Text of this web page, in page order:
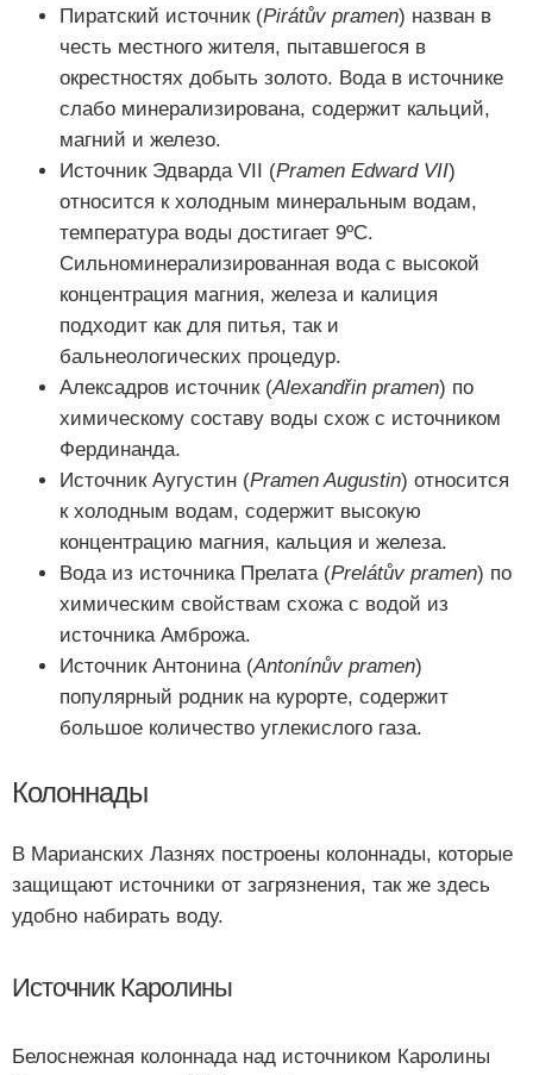
Пиратский источник (Pirátův pramen) назван в
честь местного жителя, пытавшегося в
окрестностях добыть золото. Вода в источнике
слабо минерализирована, содержит кальций,
магний и железо.
Источник Эдварда VII (Pramen Edward VII)
относится к холодным минеральным водам,
температура воды достигает 9ºC.
Сильноминерализированная вода с высокой
концентрация магния, железа и калиция
подходит как для питья, так и
бальнеологических процедур.
Алексадров источник (Alexandřin pramen) по
химическому составу воды схож с источником
Фердинанда.
Источник Аугустин (Pramen Augustin) относится
к холодным водам, содержит высокую
концентрацию магния, кальция и железа.
Вода из источника Прелата (Prelátův pramen) по
химическим свойствам схожа с водой из
источника Амброжа.
Источник Антонина (Antonínův pramen)
популярный родник на курорте, содержит
большое количество углекислого газа.
Колоннады
В Марианских Лазнях построены колоннады, которые
защищают источники от загрязнения, так же здесь
удобно набирать воду.
Источник Каролины
Белоснежная колоннада над источником Каролины